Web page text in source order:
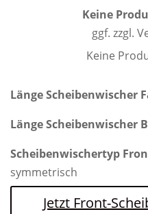
Keine
ggf. zzgl.
Keine
Länge Scheibenwischer
Länge Scheibenwischer
Scheibenwischertyp
symmetrisch
Jetzt Front-